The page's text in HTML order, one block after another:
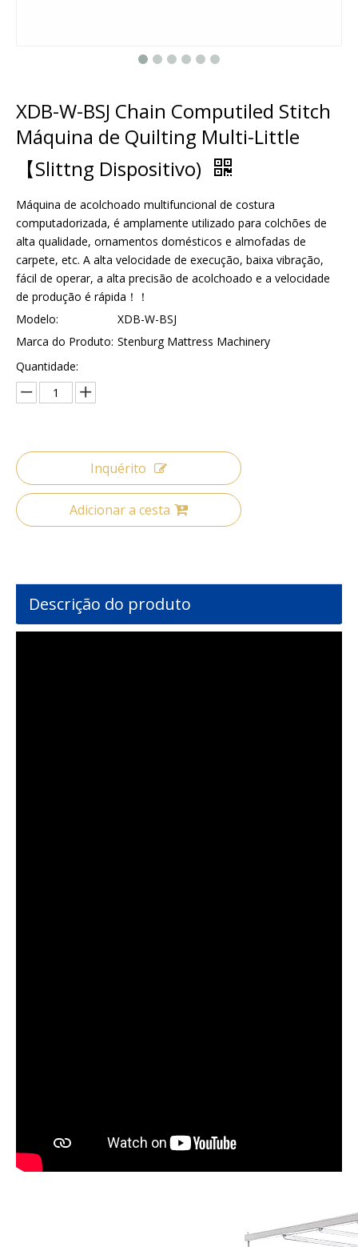
XDB-W-BSJ Chain Computiled Stitch
Máquina de Quilting Multi-Little
【Slittng Dispositivo)
Máquina de acolchoado multifuncional de costura
computadorizada, é amplamente utilizado para colchões de
alta qualidade, ornamentos domésticos e almofadas de
carpete, etc. A alta velocidade de execução, baixa vibração,
fácil de operar, a alta precisão de acolchoado e a velocidade
de produção é rápida！！
Modelo:
XDB-W-BSJ
Marca do Produto: Stenburg Mattress Machinery
Quantidade:
Inquérito
Adicionar a cesta
Descrição do produto